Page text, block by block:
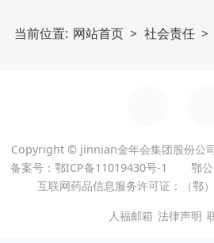
当前位置: 网站首页 > 社会责任 >
GROUP SUBSIDIARY
宜昌人福药业有限责任公
湖北葛店人福药业有限责
Copyright © jinnian金年会集团股份公司
备案号：鄂ICP备11019430号-1
鄂
互联网药品信息服务许可证：（鄂
人福邮箱 法律声明